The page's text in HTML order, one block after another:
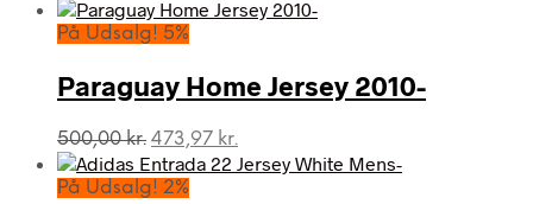
På Udsalg! 5%
Paraguay Home Jersey 2010-
500,00kr. Den
oprindelige
pris
473,97 kr.
aktuelle
På Udsalg! 2%